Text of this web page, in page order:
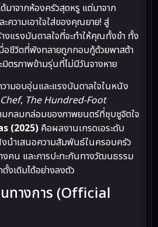
มาจากห้องครัวสุดหรู แต่มาจาก
วามเอาใจใส่ของคุณยาย! สู่
งแรงบันดาลใจที่จะทำให้คุณทั้งขำ ทั้ง
อชีวิตที่พังทลายถูกกอบกู้ด้วยพาสต้า
ตรภาพข้ามรุ่นที่ไม่มีวันจางหาย
มอบอุ่นและแรงบันดาลใจในหนัง
Chef, The Hundred-Foot
กลมกล่อมของภาพยนตร์ที่ชุบชูจิตใจ
(2025) คือผลงานเกรดเอระดับ
ำเสนอความสัมพันธ์ในครอบครัว
งคน และการปะทะกันทางวัฒนธรรม
งเดิมได้อย่างลงตัว
นทางการ (Official